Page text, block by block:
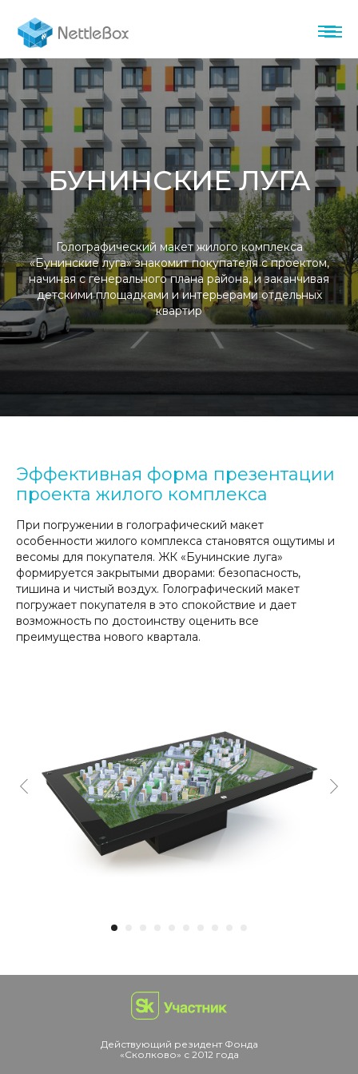
БУНИНСКИЕ ЛУГА
Голографический макет жилого комплекса
«Бунинские луга» знакомит покупателя с проектом,
начиная с генерального плана района, и заканчивая
детскими площадками и интерьерами отдельных
квартир
Эффективная форма презентации
проекта жилого комплекса
При погружении в голографический макет
особенности жилого комплекса становятся ощутимы и
весомы для покупателя. ЖК «Бунинские луга»
формируется закрытыми дворами: безопасность,
тишина и чистый воздух. Голографический макет
погружает покупателя в это спокойствие и дает
возможность по достоинству оценить все
преимущества нового квартала.
Действующий резидент Фонда
«Сколково» с 2012 года